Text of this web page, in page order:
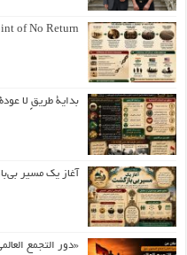
of No Return
بداية طريقٍ لا
آغاز یک مسیر
«دور التجمع